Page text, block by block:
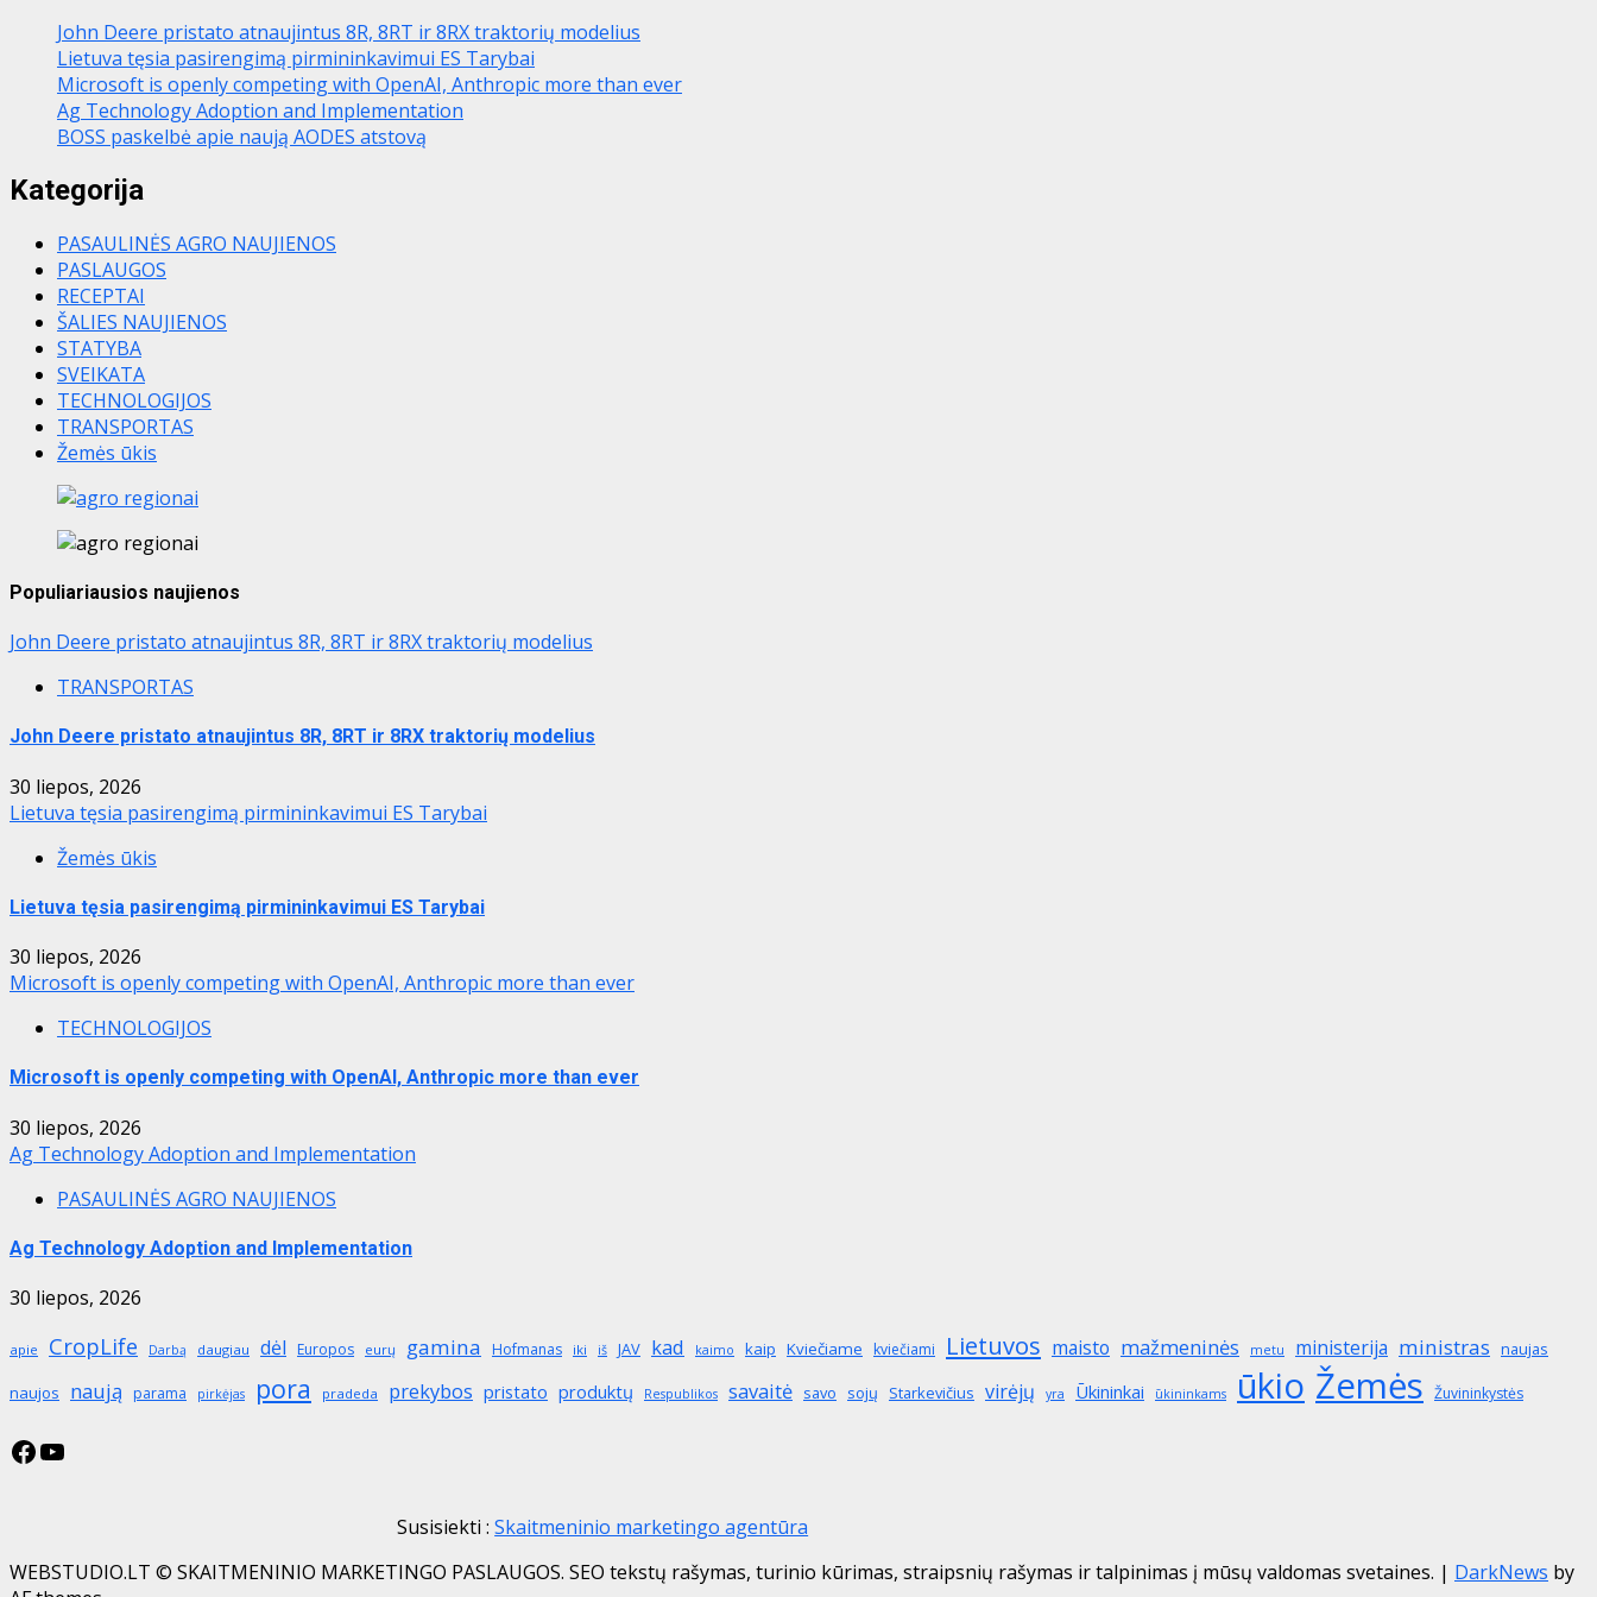
John Deere pristato atnaujintus 8R, 8RT ir 8RX traktorių modelius
Lietuva tęsia pasirengimą pirmininkavimui ES Tarybai
Microsoft is openly competing with OpenAI, Anthropic more than ever
Ag Technology Adoption and Implementation
BOSS paskelbė apie naują AODES atstovą
Kategorija
PASAULINĖS AGRO NAUJIENOS
PASLAUGOS
RECEPTAI
ŠALIES NAUJIENOS
STATYBA
SVEIKATA
TECHNOLOGIJOS
TRANSPORTAS
Žemės ūkis
Populiariausios naujienos
John Deere pristato atnaujintus 8R, 8RT ir 8RX traktorių modelius
TRANSPORTAS
John Deere pristato atnaujintus 8R, 8RT ir 8RX traktorių modelius
30 liepos, 2026
Lietuva tęsia pasirengimą pirmininkavimui ES Tarybai
Žemės ūkis
Lietuva tęsia pasirengimą pirmininkavimui ES Tarybai
30 liepos, 2026
Microsoft is openly competing with OpenAI, Anthropic more than ever
TECHNOLOGIJOS
Microsoft is openly competing with OpenAI, Anthropic more than ever
30 liepos, 2026
Ag Technology Adoption and Implementation
PASAULINĖS AGRO NAUJIENOS
Ag Technology Adoption and Implementation
30 liepos, 2026
apie CropLife Darbą daugiau dėl Europos eurų gamina Hofmanas iki iš JAV kad kaimo kaip Kviečiame kviečiami Lietuvos maisto mažmeninės metu ministerija ministras naujas
naujos naują parama pirkėjas pora pradeda prekybos pristato produktų Respublikos savaitė savo sojų Starkevičius virėjų yra Ūkininkai ūkininkams ūkio Žemės Žuvininkystės
Facebook
YouTube
Susisiekti :Skaitmeninio marketingo agentūra
WEBSTUDIO.LT © SKAITMENINIO MARKETINGO PASLAUGOS. SEO tekstų rašymas, turinio kūrimas, straipsnių rašymas ir talpinimas į mūsų valdomas svetaines. | DarkNews by